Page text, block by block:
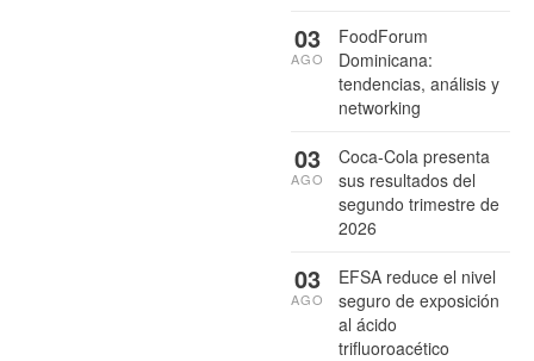
FoodForum
Dominicana:
tendencias, análisis y
networking
03
AGO
Coca-Cola presenta
sus resultados del
segundo trimestre de
2026
03
AGO
EFSA reduce el nivel
seguro de exposición
al ácido
trifluoroacético
03
AGO